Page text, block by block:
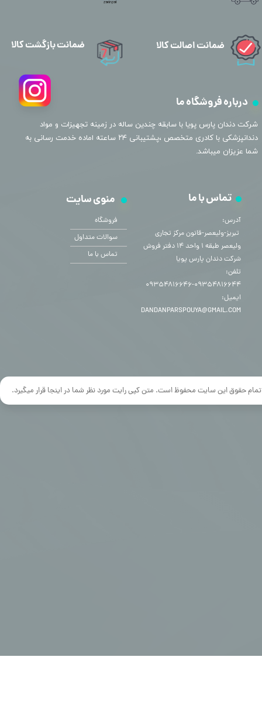
تمام حقوق این سایت محفوظ است. متن کپی رایت مورد نظر شما در اینجا قرار میگیرد.
درباره فروشگاه ما
​شرکت دندان پارس پویا با سابقه چندین ساله در زمینه تجهیزات و مواد
دندانپزشکی با کادری متخصص ،پشتیبانی ۲۴ ساعته اماده خدمت رسانی به
شما عزیزان میباشد.
منوی سایت
فروشگاه
سوالات متداول
تماس با ما
تماس با ما
آدرس:
​​​​​​​ تبریز-ولیعصر-قانون مرکز تجاری
ولیعصر طبقه ۱ واحد ۱۴ دفتر فروش
شرکت دندان پارس پویا
تلفن:
۰۹۳۵۴۸۱۶۶۴۴-۰۹۳۵۴۸۱۶۶۴۶
ایمیل:
DANDANPARSPOUYA@GMAIL.COM
ضمانت اصالت کالا ضمانت بازگشت کالا